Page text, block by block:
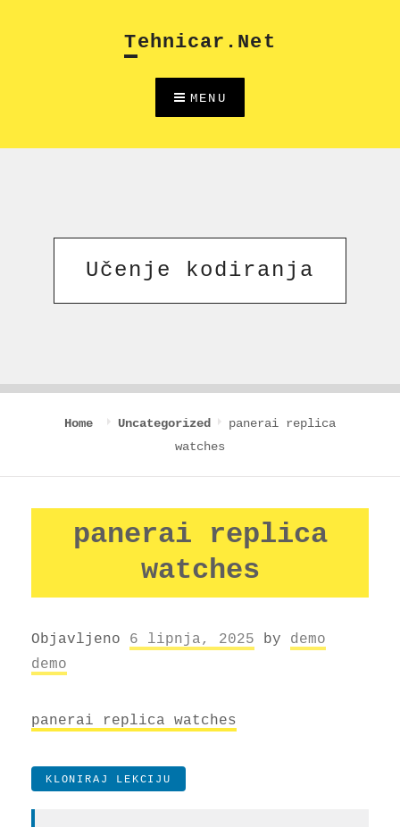
Tehnicar.net
MENU
Učenje kodiranja
Home Uncategorized
panerai replica
watches
panerai replica
watches
Objavljeno 6 lipnja, 2025 by demo
demo
panerai replica watches
KLONIRAJ LEKCIJU